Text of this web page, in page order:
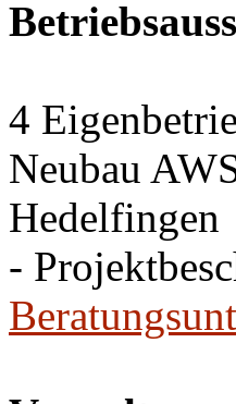
4
Neubau
Hedelfingen
-